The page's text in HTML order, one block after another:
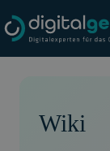
Inhalt
springen
Wiki